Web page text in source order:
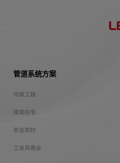
管道系统方案
市政工程
建筑住宅
农业农村
工业及商业